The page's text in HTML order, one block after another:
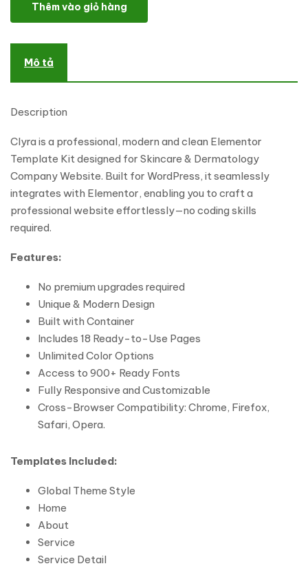
Thêm vào giỏ hàng
Mô tả
Description
Clyra is a professional, modern and clean Elementor
Template Kit designed for Skincare & Dermatology
Company Website. Built for WordPress, it seamlessly
integrates with Elementor, enabling you to craft a
professional website effortlessly—no coding skills
required.
Features:
No premium upgrades required
Unique & Modern Design
Built with Container
Includes 18 Ready-to-Use Pages
Unlimited Color Options
Access to 900+ Ready Fonts
Fully Responsive and Customizable
Cross-Browser Compatibility: Chrome, Firefox,
Safari, Opera.
Templates Included:
Global Theme Style
Home
About
Service
Service Detail